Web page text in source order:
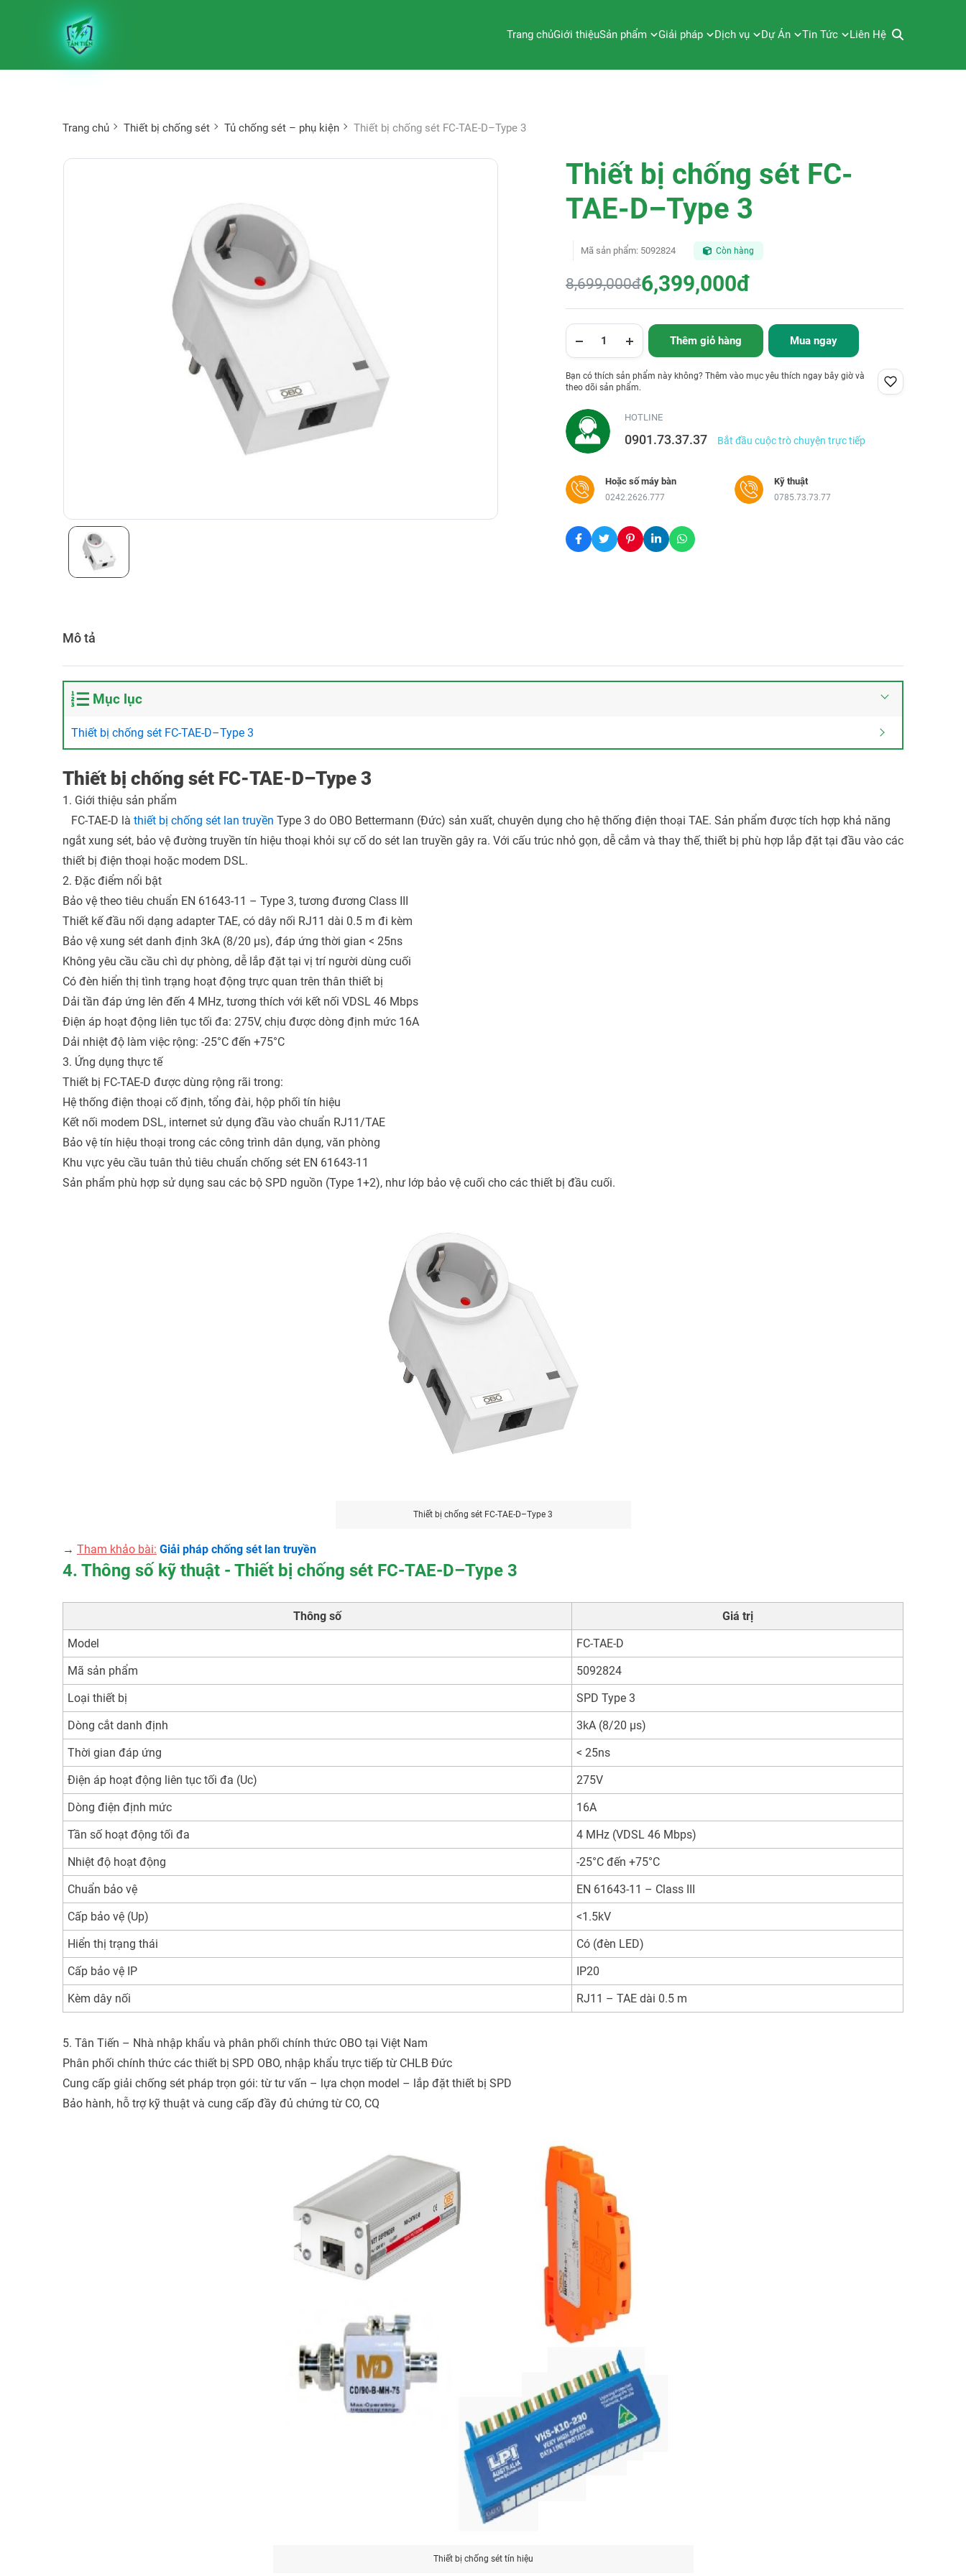
Trang chủGiới thiệuSản phẩm Giải pháp Dịch vụ Dự Án Tin Tức Liên Hệ
Trang chủ Thiết bị chống sét Tủ chống sét – phụ kiện Thiết bị chống sét FC-TAE-D–Type 3
Thiết bị chống sét FC-
TAE-D–Type 3
Mã sản phẩm: 5092824 Còn hàng
8,699,000đ6,399,000đ
Thêm giỏ hàng Mua ngay
Bạn có thích sản phẩm này không? Thêm vào mục yêu thích ngay bây giờ và
theo dõi sản phẩm.
HOTLINE
0901.73.37.37 Bắt đầu cuộc trò chuyện trực tiếp
Hoặc số máy bàn
0242.2626.777
Kỹ thuật
0785.73.73.77
Mô tả
Mục lục
Thiết bị chống sét FC-TAE-D–Type 3
Thiết bị chống sét FC-TAE-D–Type 3
1. Giới thiệu sản phẩm
FC-TAE-D là thiết bị chống sét lan truyền Type 3 do OBO Bettermann (Đức) sản xuất, chuyên dụng cho hệ thống điện thoại TAE. Sản phẩm được tích hợp khả năng
ngắt xung sét, bảo vệ đường truyền tín hiệu thoại khỏi sự cố do sét lan truyền gây ra. Với cấu trúc nhỏ gọn, dễ cắm và thay thế, thiết bị phù hợp lắp đặt tại đầu vào các
thiết bị điện thoại hoặc modem DSL.
2. Đặc điểm nổi bật
Bảo vệ theo tiêu chuẩn EN 61643-11 – Type 3, tương đương Class III
Thiết kế đầu nối dạng adapter TAE, có dây nối RJ11 dài 0.5 m đi kèm
Bảo vệ xung sét danh định 3kA (8/20 µs), đáp ứng thời gian < 25ns
Không yêu cầu cầu chì dự phòng, dễ lắp đặt tại vị trí người dùng cuối
Có đèn hiển thị tình trạng hoạt động trực quan trên thân thiết bị
Dải tần đáp ứng lên đến 4 MHz, tương thích với kết nối VDSL 46 Mbps
Điện áp hoạt động liên tục tối đa: 275V, chịu được dòng định mức 16A
Dải nhiệt độ làm việc rộng: -25°C đến +75°C
3. Ứng dụng thực tế
Thiết bị FC-TAE-D được dùng rộng rãi trong:
Hệ thống điện thoại cố định, tổng đài, hộp phối tín hiệu
Kết nối modem DSL, internet sử dụng đầu vào chuẩn RJ11/TAE
Bảo vệ tín hiệu thoại trong các công trình dân dụng, văn phòng
Khu vực yêu cầu tuân thủ tiêu chuẩn chống sét EN 61643-11
Sản phẩm phù hợp sử dụng sau các bộ SPD nguồn (Type 1+2), như lớp bảo vệ cuối cho các thiết bị đầu cuối.
Thiết bị chống sét FC-TAE-D–Type 3
→ Tham khảo bài: Giải pháp chống sét lan truyền
4. Thông số kỹ thuật - Thiết bị chống sét FC-TAE-D–Type 3
Thông số
Giá trị
Model
FC-TAE-D
Mã sản phẩm
5092824
Loại thiết bị
SPD Type 3
Dòng cắt danh định
3kA (8/20 µs)
Thời gian đáp ứng
< 25ns
Điện áp hoạt động liên tục tối đa (Uc)
275V
Dòng điện định mức
16A
Tần số hoạt động tối đa
4 MHz (VDSL 46 Mbps)
Nhiệt độ hoạt động
-25°C đến +75°C
Chuẩn bảo vệ
EN 61643-11 – Class III
Cấp bảo vệ (Up)
<1.5kV
Hiển thị trạng thái
Có (đèn LED)
Cấp bảo vệ IP
IP20
Kèm dây nối
RJ11 – TAE dài 0.5 m
5. Tân Tiến – Nhà nhập khẩu và phân phối chính thức OBO tại Việt Nam
Phân phối chính thức các thiết bị SPD OBO, nhập khẩu trực tiếp từ CHLB Đức
Cung cấp giải chống sét pháp trọn gói: từ tư vấn – lựa chọn model – lắp đặt thiết bị SPD
Bảo hành, hỗ trợ kỹ thuật và cung cấp đầy đủ chứng từ CO, CQ
Thiết bị chống sét tín hiệu